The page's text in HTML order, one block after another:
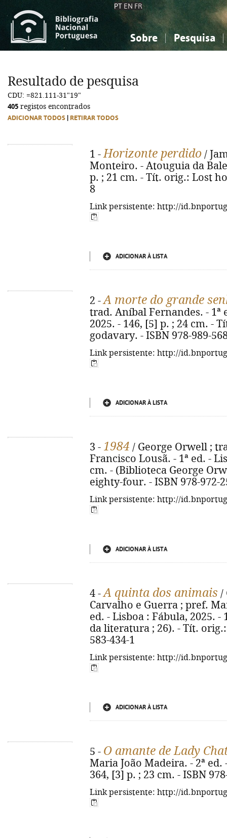
PT EN FR
Sobre Pesquisa
Ciências sociais...
Ciências sociais...
Resultado de pesquisa
CDU: =821.111-31"19"
405 registos encontrados
ADICIONAR TODOS RETIRAR TODOS
1 -Horizonte perdido /
Monteiro. - Atouguia da
p. ; 21 cm. - Tít. orig.: Lost
8
Link persistente: http://
ADICIONAR À LISTA
2 -A morte do grande
trad. Aníbal Fernandes. - 1ª
2025. - 146, [5] p. ; 24 cm. -
godavary. - ISBN 978-989-
Link persistente: http://
ADICIONAR À LISTA
3 - 1984 / George Orwell ;
Francisco Lousã. - 1ª ed. -
cm. - (Biblioteca George
eighty-four. - ISBN 978-972-
Link persistente: http://
ADICIONAR À LISTA
4 -A quinta dos animais /
Carvalho e Guerra ; pref.
ed. - Lisboa : Fábula, 2025. -
da literatura ; 26). - Tít.
583-434-1
Link persistente: http://
ADICIONAR À LISTA
5 - O amante de Lady
Maria João Madeira. - 2ª ed.
364, [3] p. ; 23 cm. - ISBN
Link persistente: http://